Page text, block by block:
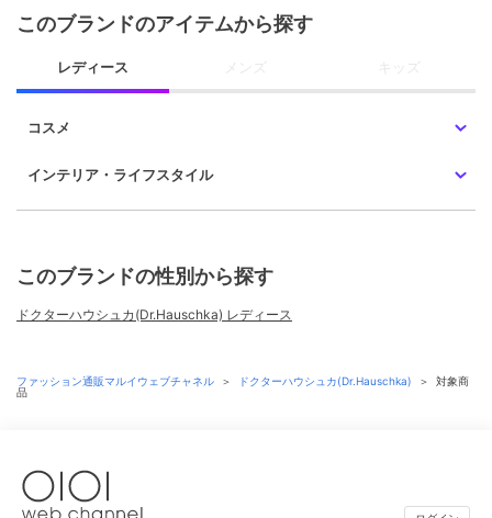
このブランドのアイテムから探す
レディース メンズ キッズ
コスメ
インテリア・ライフスタイル
このブランドの性別から探す
ドクターハウシュカ(Dr.Hauschka) レディース
ファッション通販マルイウェブチャネル ＞ ドクターハウシュカ(Dr.Hauschka) ＞
対象商
品